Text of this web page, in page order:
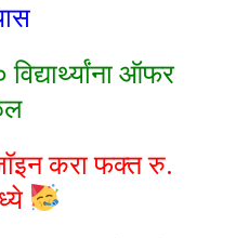
ऑफर
करा फक्त रु.